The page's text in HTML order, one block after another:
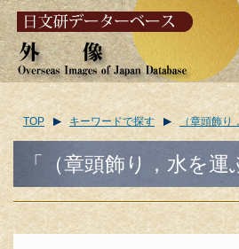
TOP キーワードで探す （章頭飾り
「（章頭飾り，水を運